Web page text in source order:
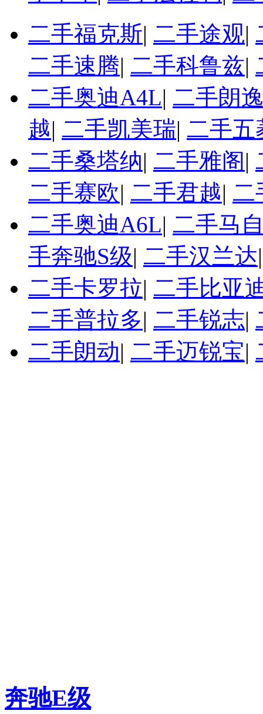
二手福克斯| 二手途观|
二手速腾| 二手科鲁兹|
二手奥迪A4L| 二手朗
越| 二手凯美瑞| 二手五
二手桑塔纳| 二手雅阁|
二手赛欧| 二手君越| 二
二手奥迪A6L| 二手马
手奔驰S级| 二手汉兰达
二手卡罗拉| 二手比亚
二手普拉多| 二手锐志|
二手朗动| 二手迈锐宝|
奔驰E级